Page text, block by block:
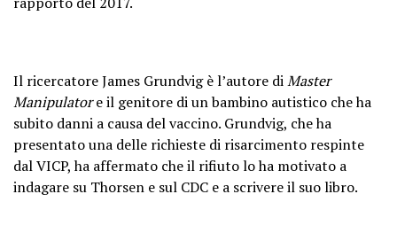
Il ricercatore James Grundvig è l’autore diMaster
Manipulatore il genitore di un bambino autistico che ha
subito danni a causa del vaccino. Grundvig, che ha
presentato una delle richieste di risarcimento respinte
dal VICP, ha affermato che il rifiuto lo ha motivato a
indagare su Thorsen e sul CDC e a scrivere il suo libro.